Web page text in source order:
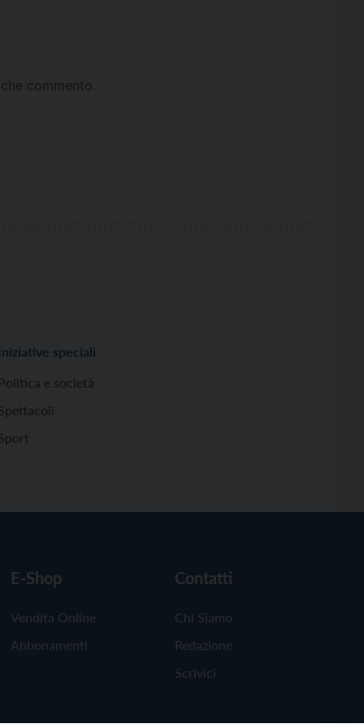
commento.
Iniziative speciali
Politica e società
E-Shop
Vendita Online
Abbonamenti
Contatti
Chi Siamo
Redazione
Scrivici